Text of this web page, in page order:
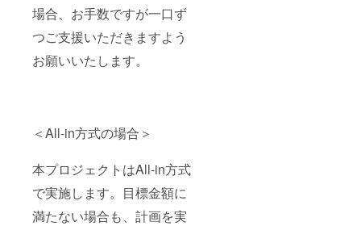
場合、お手数ですが一口ず
つご支援いただきますよう
お願いいたします。
＜All-in方式の場合＞
本プロジェクトはAll-in方式
で実施します。目標金額に
満たない場合も、計画を実